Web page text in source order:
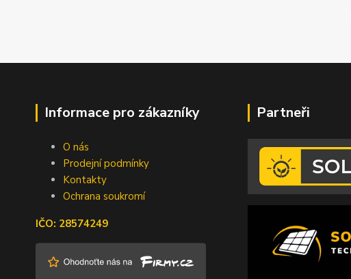
Informace pro zákazníky
O nás
Prodejní podmínky
Kontakty
Ochrana soukromí
IČO: 28574249
Partneři